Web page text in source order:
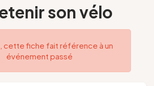
son vélo
cette fiche fait référence à un
événement passé